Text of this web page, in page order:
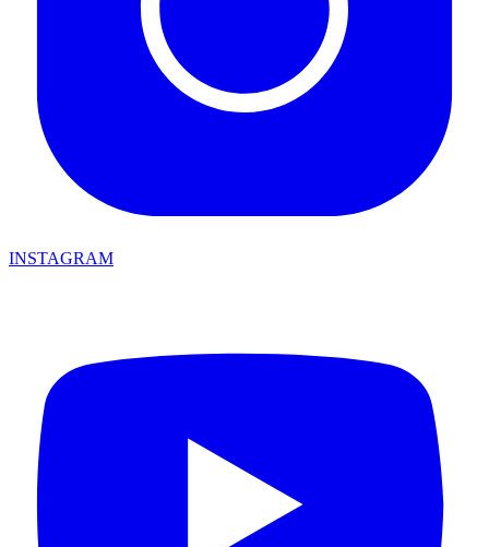
INSTAGRAM